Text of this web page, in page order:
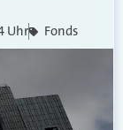
Uhr Fonds